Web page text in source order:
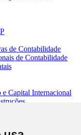
de Contabilidade
de Contabilidade
Capital Internacional
Mobiliários
do SFN